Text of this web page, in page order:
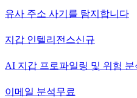
유사 주소 사기를 탐지합니다
지갑 인텔리전스신규
AI 지갑 프로파일링 및 위험 분
이메일 분석무료